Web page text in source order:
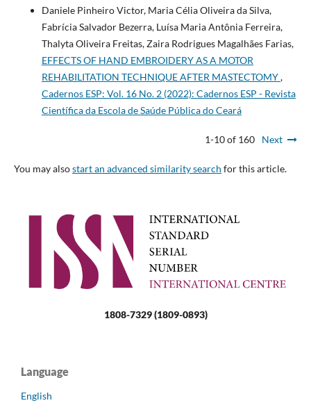
Daniele Pinheiro Victor, Maria Célia Oliveira da Silva,
Fabrícia Salvador Bezerra, Luísa Maria Antônia Ferreira,
Thalyta Oliveira Freitas, Zaira Rodrigues Magalhães Farias,
EFFECTS OF HAND EMBROIDERY AS A MOTOR
REHABILITATION TECHNIQUE AFTER MASTECTOMY,
Cadernos ESP: Vol. 16 No. 2 (2022): Cadernos ESP - Revista
Cientí­fica da Escola de Saúde Pública do Ceará
1-10 of 160 Next
You may alsostart an advanced similarity search for this article.
1808-7329 (1809-0893)
Language
English